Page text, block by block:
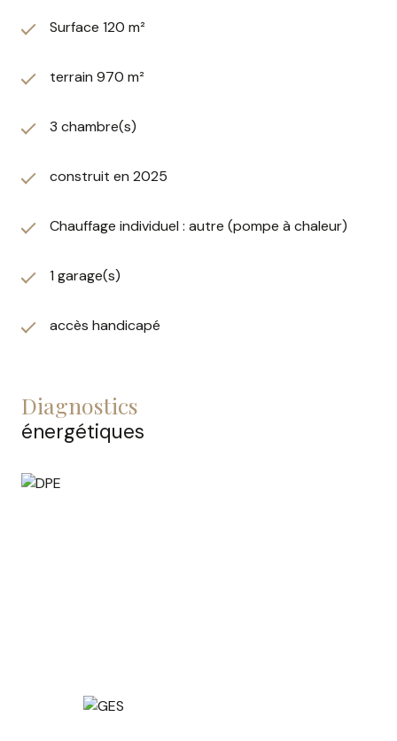
Surface 120 m²
terrain 970 m²
3 chambre(s)
construit en 2025
Chauffage individuel : autre (pompe à chaleur)
1 garage(s)
accès handicapé
diagnostics
énergétiques